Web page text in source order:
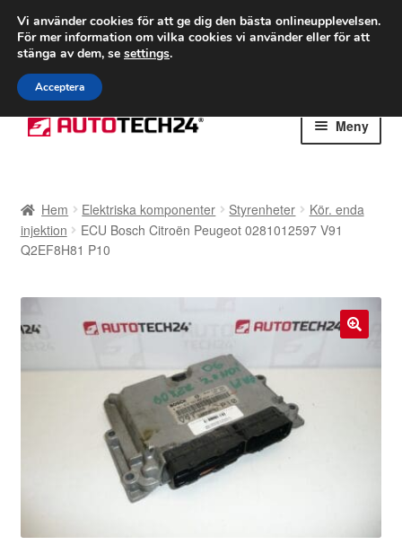
FRAKT från 75 kr
Världsomspännande frakt
Ring 766 924 713
Hoppa
till
Hoppa
till
Meny
Betalningar
Hem Elektriska komponenter Styrenheter
Kör. enda
injektion
ECU Bosch Citroën Peugeot 0281012597 V91
Q2EF8H81 P10
Vi använder cookies för att ge dig den bästa onlineupplevelsen.
För mer information om vilka cookies vi använder eller för att
stänga av dem, se settings.
Acceptera